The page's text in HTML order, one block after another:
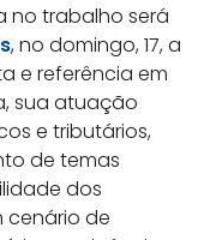
no trabalho será
, no domingo, 17, a
e referência em
sua atuação
e tributários,
de temas
dos
cenário de